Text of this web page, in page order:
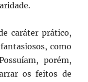
caráter prático,
como
porém,
os feitos de